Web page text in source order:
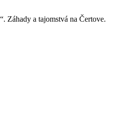
Záhady a tajomstvá na Čertove.